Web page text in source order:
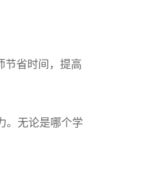
节省时间，提高
。无论是哪个学